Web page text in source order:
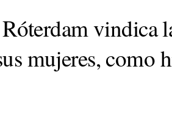
vindica
mujeres, como